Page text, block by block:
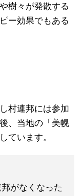
樹々が発散する
ー効果でもある
村連邦には参加
、当地の「美幌
ています。
がなくなった